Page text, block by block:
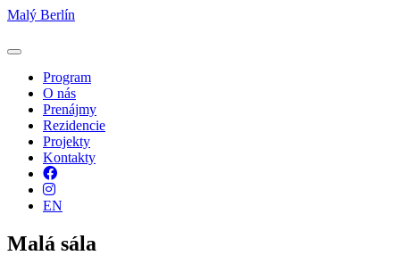
Malý Berlín
Program
O nás
Prenájmy
Rezidencie
Projekty
Kontakty
Facebook
Instagram
EN
Malá sála